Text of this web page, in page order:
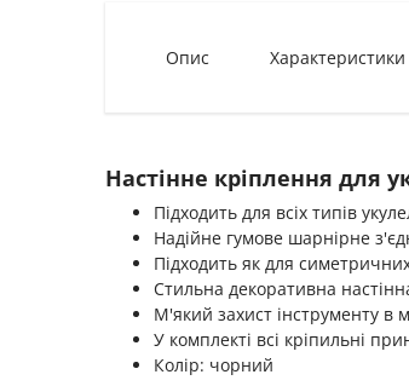
Опис Характеристики
Настінне кріплення для
Підходить для всіх типів
Надійне гумове шарнірне
Підходить як для
Стильна декоративна
М'який захист інструменту в
У комплекті всі кріпильні
Колір: чорний